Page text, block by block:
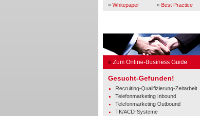
» Whitepaper » Best Practice
» Zum Online-Business Guide
Gesucht-Gefunden!
Recruiting-Qualifizierung-Zeitarbeit
Telefonmarketing Inbound
Telefonmarketing Outbound
TK/ACD-Systeme